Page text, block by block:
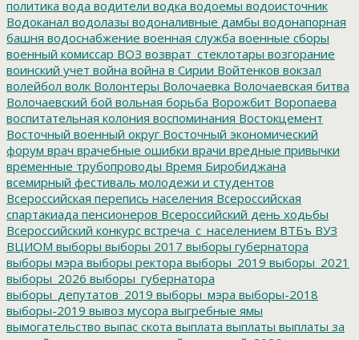
политика вода водители водка водоемы водоисточник
Водоканал водолазы водоналивные дамбы водонапорная
башня водоснабжение военная служба военные сборы
военный комиссар ВОЗ возврат_стеклотары возгорание
воинский учет война война в Сирии Войтенков вокзал
волейбол волк Волонтеры Волочаевка Волочаевская битва
Волочаевский бой вольная борьба Ворожбит Воропаева
воспитательная колония воспоминания Востокцемент
Восточный военный округ Восточный экономический
форум врач врачебные ошибки врачи вредные привычки
временные трубопроводы Время Биробиджана
всемирный фестиваль молодежи и студентов
Всероссийская перепись населения Всероссийская
спартакиада пенсионеров Всероссийский день ходьбы
Всероссийский конкурс встреча_с_населением ВТБъ ВУЗ
ВЦИОМ выборы выборы 2017 выборы губернатора
выборы мэра выборы ректора выборы_2019 выборы_2021
выборы_2026 выборы_губернатора
выборы_депутатов_2019 выборы_мэра выборы-2018
выборы-2019 вывоз мусора выгребные ямы
вымогательство выпас скота выплата выплаты выплаты за